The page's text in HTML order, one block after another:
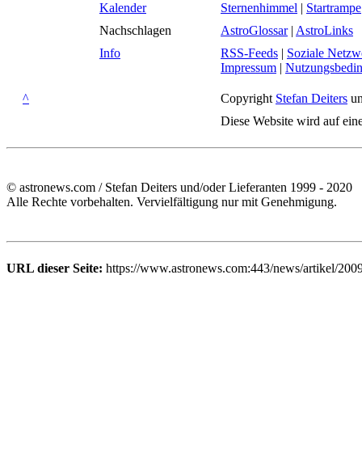
Kalender
Sternenhimmel | Startrampe
Nachschlagen
AstroGlossar| AstroLinks
Info
RSS-Feeds | Soziale
Impressum |
^ Copyright Stefan Deiters
Diese Website wird auf
© astronews.com / Stefan Deiters und/oder Lieferanten 1999 - 2020
Alle Rechte vorbehalten. Vervielfältigung nur mit Genehmigung.
URL dieser Seite: https://www.astronews.com:443/news/artikel/